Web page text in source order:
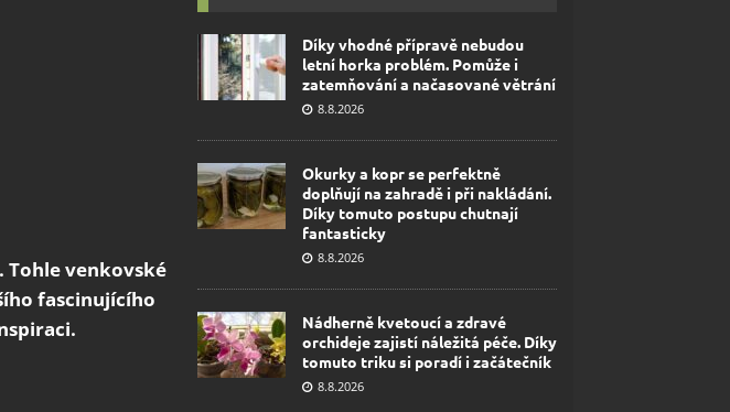
Tohle venkovské
fascinujícího
Díky vhodné přípravě nebudou
letní horka problém. Pomůže i
zatemňování a načasované větrání
8.8.2026
Okurky a kopr se perfektně
doplňují na zahradě i při nakládání.
Díky tomuto postupu chutnají
fantasticky
8.8.2026
Nádherně kvetoucí a zdravé
orchideje zajistí náležitá péče. Díky
tomuto triku si poradí i začátečník
8.8.2026